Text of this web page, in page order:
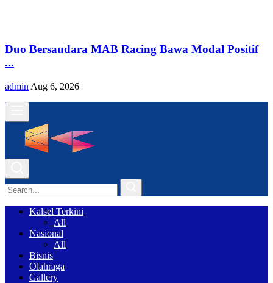
Duo Bersaudara MAB Racing Bawa Modal Positif
...
admin Aug 6, 2026
Kalsel Terkini
All
Nasional
All
Bisnis
Olahraga
Gallery